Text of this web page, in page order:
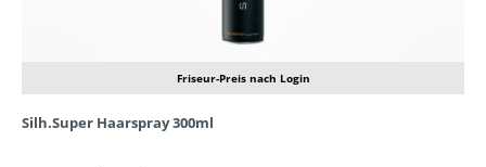
Friseur-Preis nach Login
Silh.Super Haarspray 300ml